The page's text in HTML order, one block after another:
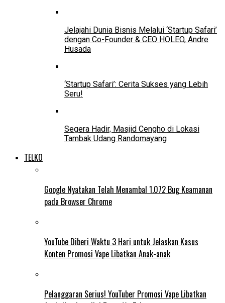
Jelajahi Dunia Bisnis Melalui ‘Startup Safari’
dengan Co-Founder & CEO HOLEO, Andre
Husada
‘Startup Safari’: Cerita Sukses yang Lebih
Seru!
Segera Hadir, Masjid Cengho di Lokasi
Tambak Udang Randomayang
TELKO
Google Nyatakan Telah Menambal 1.072 Bug Keamanan
pada Browser Chrome
YouTube Diberi Waktu 3 Hari untuk Jelaskan Kasus
Konten Promosi Vape Libatkan Anak-anak
Pelanggaran Serius! YouTuber Promosi Vape Libatkan